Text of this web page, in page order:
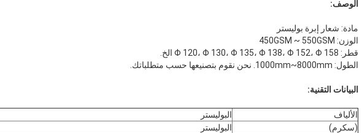
الوصف:
مادة: شعار إبرة بوليستر
الوزن: 450GSM ~ 550GSM
قطر: Φ 120، Φ 130، Φ 135، Φ 138، Φ 152، Φ 158 الخ.
الطول: 1000mm~8000mm. نحن نقوم بتصنيعها حسب متطلباتك.
البيانات التقنية:
الألياف
البوليستر
(سكرم)
البوليستر